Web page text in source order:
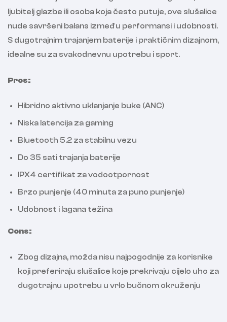
ljubitelj glazbe ili osoba koja često putuje, ove slušalice
nude savršeni balans između performansi i udobnosti.
S dugotrajnim trajanjem baterije i praktičnim dizajnom,
idealne su za svakodnevnu upotrebu i sport.
Pros:
Hibridno aktivno uklanjanje buke (ANC)
Niska latencija za gaming
Bluetooth 5.2 za stabilnu vezu
Do 35 sati trajanja baterije
IPX4 certifikat za vodootpornost
Brzo punjenje (40 minuta za puno punjenje)
Udobnost i lagana težina
Cons:
Zbog dizajna, možda nisu najpogodnije za korisnike
koji preferiraju slušalice koje prekrivaju cijelo uho za
dugotrajnu upotrebu u vrlo bučnom okruženju